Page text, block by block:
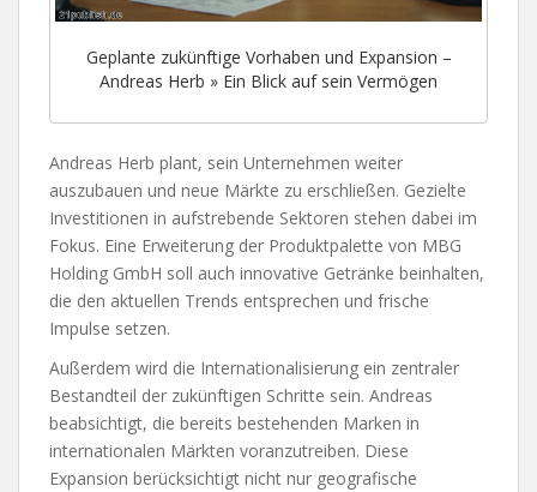
Geplante zukünftige Vorhaben und Expansion –
Andreas Herb » Ein Blick auf sein Vermögen
Andreas Herb plant, sein Unternehmen weiter
auszubauen und neue Märkte zu erschließen. Gezielte
Investitionen in aufstrebende Sektoren stehen dabei im
Fokus. Eine Erweiterung der Produktpalette von MBG
Holding GmbH soll auch innovative Getränke beinhalten,
die den aktuellen Trends entsprechen und frische
Impulse setzen.
Außerdem wird die Internationalisierung ein zentraler
Bestandteil der zukünftigen Schritte sein. Andreas
beabsichtigt, die bereits bestehenden Marken in
internationalen Märkten voranzutreiben. Diese
Expansion berücksichtigt nicht nur geografische